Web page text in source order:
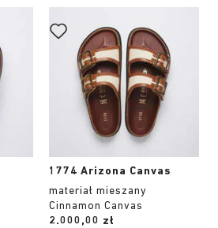
1774 Arizona Canvas
materiał mieszany
Cinnamon Canvas
Price:
2.000,00 zł
koloru
spowoduje
zmianę
zdjęcia
produktu